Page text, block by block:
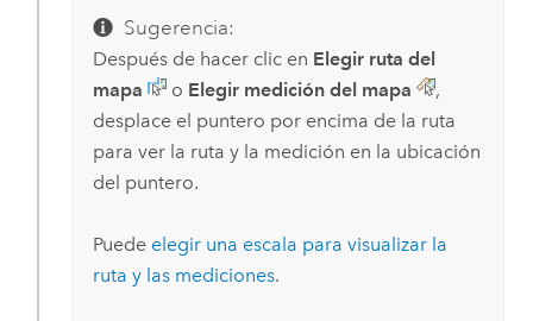
Sugerencia:
Después de hacer clic en Elegir ruta del
mapa
o Elegir medición del mapa
,
desplace el puntero por encima de la ruta
para ver la ruta y la medición en la ubicación
del puntero.
Puede elegir una escala para visualizar la
ruta y las mediciones.